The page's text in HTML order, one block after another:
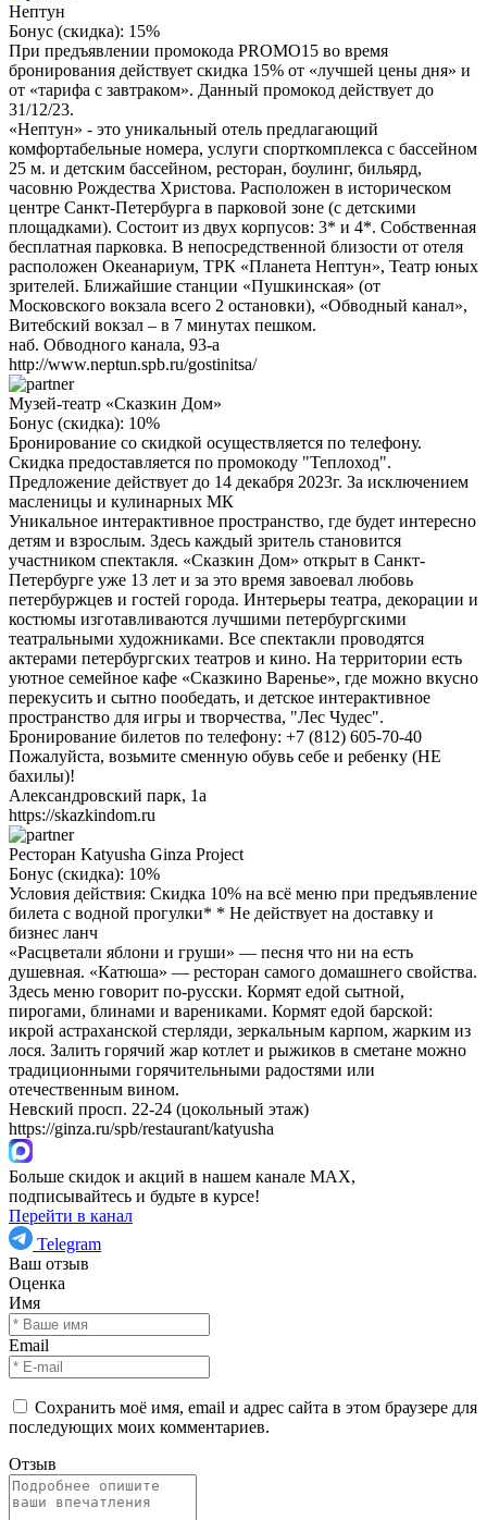
Нептун
Бонус (скидка): 15%
При предъявлении промокода PROMO15 во время
бронирования действует скидка 15% от «лучшей цены дня» и
от «тарифа с завтраком». Данный промокод действует до
31/12/23.
«Нептун» - это уникальный отель предлагающий
комфортабельные номера, услуги спорткомплекса с бассейном
25 м. и детским бассейном, ресторан, боулинг, бильярд,
часовню Рождества Христова. Расположен в историческом
центре Санкт-Петербурга в парковой зоне (с детскими
площадками). Состоит из двух корпусов: 3* и 4*. Собственная
бесплатная парковка. В непосредственной близости от отеля
расположен Океанариум, ТРК «Планета Нептун», Театр юных
зрителей. Ближайшие станции «Пушкинская» (от
Московского вокзала всего 2 остановки), «Обводный канал»,
Витебский вокзал – в 7 минутах пешком.
наб. Обводного канала, 93-а
http://www.neptun.spb.ru/gostinitsa/
Музей-театр «Сказкин Дом»
Бонус (скидка): 10%
Бронирование со скидкой осуществляется по телефону.
Скидка предоставляется по промокоду "Теплоход".
Предложение действует до 14 декабря 2023г. За исключением
масленицы и кулинарных МК
Уникальное интерактивное пространство, где будет интересно
детям и взрослым. Здесь каждый зритель становится
участником спектакля. «Сказкин Дом» открыт в Санкт-
Петербурге уже 13 лет и за это время завоевал любовь
петербуржцев и гостей города. Интерьеры театра, декорации и
костюмы изготавливаются лучшими петербургскими
театральными художниками. Все спектакли проводятся
актерами петербургских театров и кино. На территории есть
уютное семейное кафе «Сказкино Варенье», где можно вкусно
перекусить и сытно пообедать, и детское интерактивное
пространство для игры и творчества, "Лес Чудес".
Бронирование билетов по телефону: +7 (812) 605-70-40
Пожалуйста, возьмите сменную обувь себе и ребенку (НЕ
бахилы)!
Александровский парк, 1а
https://skazkindom.ru
Ресторан Katyusha Ginza Project
Бонус (скидка): 10%
Условия действия: Скидка 10% на всё меню при предъявление
билета с водной прогулки* * Не действует на доставку и
бизнес ланч
«Расцветали яблони и груши» — песня что ни на есть
душевная. «Катюша» — ресторан самого домашнего свойства.
Здесь меню говорит по-русски. Кормят едой сытной,
пирогами, блинами и варениками. Кормят едой барской:
икрой астраханской стерляди, зеркальным карпом, жарким из
лося. Залить горячий жар котлет и рыжиков в сметане можно
традиционными горячительными радостями или
отечественным вином.
Невский просп. 22-24 (цокольный этаж)
https://ginza.ru/spb/restaurant/katyusha
Больше скидок и акций в нашем канале MAX,
подписывайтесь и будьте в курсе!
Перейти в канал
Telegram
Ваш отзыв
Оценка
Имя
Email
Сохранить моё имя, email и адрес сайта в этом браузере для
последующих моих комментариев.
Отзыв